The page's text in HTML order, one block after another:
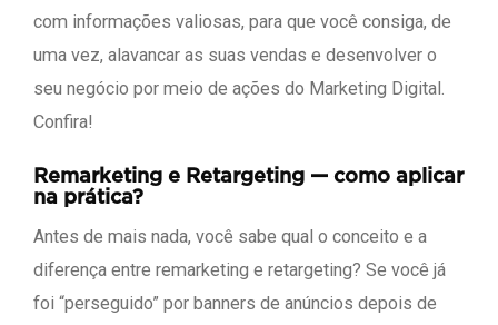
com informações valiosas, para que você consiga, de
uma vez, alavancar as suas vendas e desenvolver o
seu negócio por meio de ações do Marketing Digital.
Confira!
Remarketing e Retargeting — como aplicar
na prática?
Antes de mais nada, você sabe qual o conceito e a
diferença entre remarketing e retargeting? Se você já
foi “perseguido” por banners de anúncios depois de